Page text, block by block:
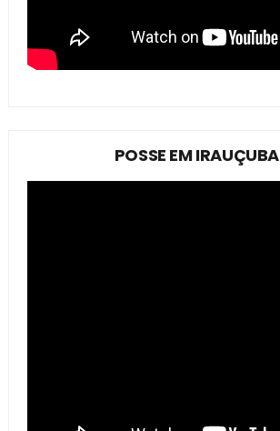
POSSE EM IRAUÇUBA